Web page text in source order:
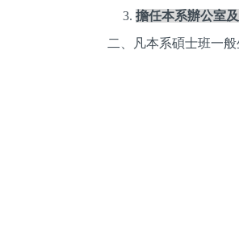
3. 擔任本系辦公室
二、凡本系碩士班一